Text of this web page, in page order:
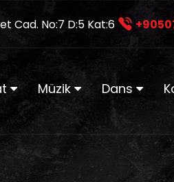
Cad. No:7 D:5 Kat:6
Müzik Dans